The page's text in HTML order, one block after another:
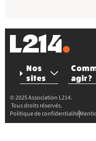
Nos
sites
agir ?
© 2025 Association L214.
Tous droits réservés.
Politique de confidentialité